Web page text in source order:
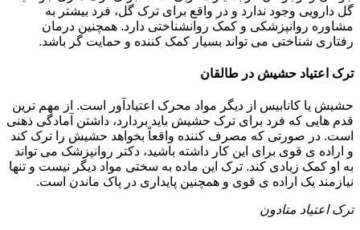
گل دارویی وجود ندارد و در واقع برای ترک گل، فرد بیشتر به
مشاوره روانپزشکی و کمک روانشناختی دارد. همچنین درمان
رفتاری شناختی می تواند بسیار کمک کننده و حمایت گر باشد.
ترک اعتیاد حشیش در طالقان
حشیش یا کانابیس از دیگر مواد محرک اعتیادآور است. از مهم ترین
قدم هایی که فرد برای ترک حشیش باید بردارد، داشتن آمادگی ذهنی
است. در صورتی که مصرف کننده واقعاً بخواهد حشیش را ترک کند
و اراده ی قوی برای این کار داشته باشید، دکتر روانپزشک می تواند
به او کمک زیادی کند. ترک این ماده به سختی مواد دیگر نیست و تنها
نیازمند یک اراده ی قوی و همچنین پایداری در پاک ماندن است.
ترک اعتیاد متادون